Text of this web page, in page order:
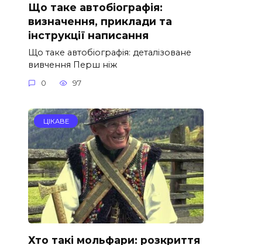
Що таке автобіографія:
визначення, приклади та
інструкції написання
Що таке автобіографія: деталізоване
вивчення Перш ніж
0 97
ЦІКАВЕ
Хто такі мольфари: розкриття